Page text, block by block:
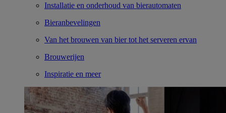
Installatie en onderhoud van bierautomaten
Bieranbevelingen
Van het brouwen van bier tot het serveren ervan
Brouwerijen
Inspiratie en meer